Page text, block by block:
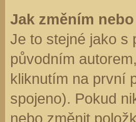
Jak změním
Je to stejné jako s
původním
kliknutím na první
spojeno). Pokud
nebo změnit